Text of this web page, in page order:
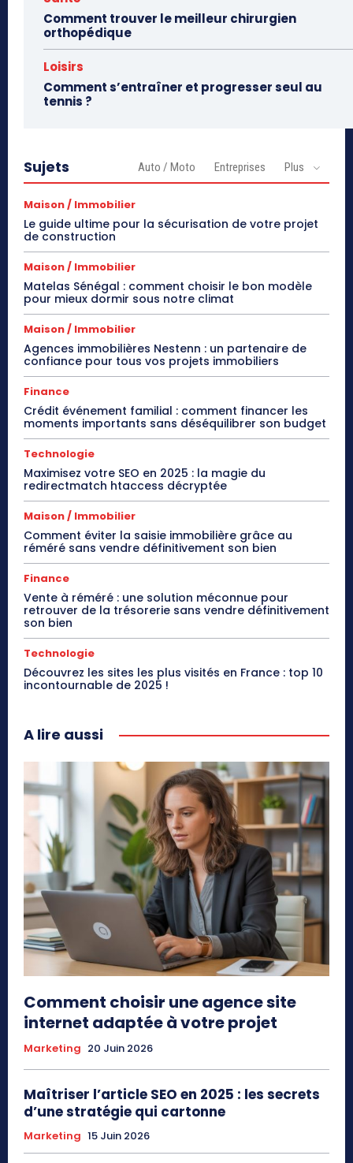
Comment trouver le meilleur chirurgien
orthopédique
Loisirs
Comment s’entraîner et progresser seul au
tennis ?
Sujets Auto / Moto Entreprises Plus
Maison / Immobilier
Le guide ultime pour la sécurisation de votre projet
de construction
Maison / Immobilier
Matelas Sénégal : comment choisir le bon modèle
pour mieux dormir sous notre climat
Maison / Immobilier
Agences immobilières Nestenn : un partenaire de
confiance pour tous vos projets immobiliers
Finance
Crédit événement familial : comment financer les
moments importants sans déséquilibrer son budget
Technologie
Maximisez votre SEO en 2025 : la magie du
redirectmatch htaccess décryptée
Maison / Immobilier
Comment éviter la saisie immobilière grâce au
réméré sans vendre définitivement son bien
Finance
Vente à réméré : une solution méconnue pour
retrouver de la trésorerie sans vendre définitivement
son bien
Technologie
Découvrez les sites les plus visités en France : top 10
incontournable de 2025 !
A lire aussi
Comment choisir une agence site
internet adaptée à votre projet
Marketing 20 Juin 2026
Maîtriser l’article SEO en 2025 : les secrets
d’une stratégie qui cartonne
Marketing 15 Juin 2026